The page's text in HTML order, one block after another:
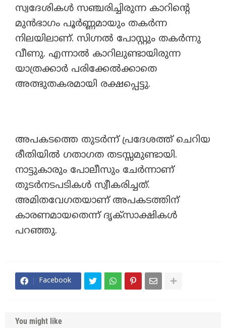
സ്വദേശികൾ സഞ്ചരിച്ചിരുന്ന കാറിന്റെ
മുൻഭാഗം പൂർണ്ണമായും തകർന്ന
നിലയിലാണ്. സിഗ്നൽ പോസ്റ്റും തകർന്നു
വീണു. എന്നാൽ കാറിലുണ്ടായിരുന്ന
യാത്രക്കാർ പരിക്കേൽക്കാതെ
അത്ഭുതകരമായി രക്ഷപ്പെട്ടു.
അപകടത്തെ തുടർന്ന് പ്രദേശത്ത് ചെറിയ
രീതിയിൽ ഗതാഗത തടസ്സമുണ്ടായി.
നാട്ടുകാരും പോലീസും ചേർന്നാണ്
തുടർനടപടികൾ സ്വീകരിച്ചത്.
അമിതവേഗതയാണ് അപകടത്തിന്
കാരണമായതെന്ന് ദൃക്സാക്ഷികൾ
പറഞ്ഞു.
Facebook
You might like